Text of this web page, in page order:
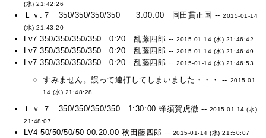
(水) 21:42:26
Ｌｖ.７ 350/350/350/350 3:00:00 同田貫正国 --2015-01-14
(水) 21:43:20
Lv7 350/350/350/350 0:20 乱藤四郎 --2015-01-14 (水) 21:46:42
Lv7 350/350/350/350 0:20 乱藤四郎 --2015-01-14 (水) 21:46:49
Lv7 350/350/350/350 0:20 乱藤四郎 --2015-01-14 (水) 21:46:53
すみません。誤って連打してしまいました・・・ -- 2015-01-
14 (水) 21:48:28
Ｌｖ.７ 350/350/350/350 1:30:00 蜂須賀虎徹 -- 2015-01-14 (水)
21:48:07
LV4 50/50/50/50 00:20:00 秋田藤四郎 -- 2015-01-14 (水) 21:50:07